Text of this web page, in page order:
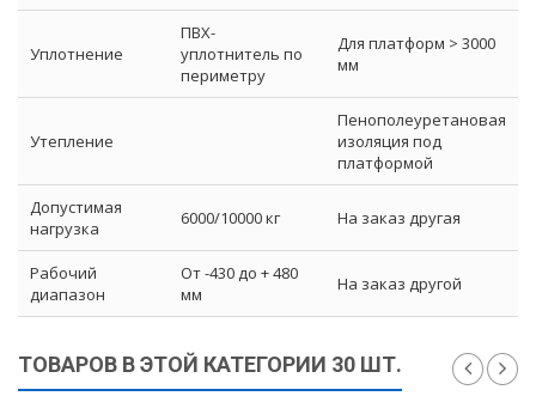
Уплотнение
ПВХ-
уплотнитель по
периметру
Для платформ > 3000
мм
Утепление
Пенополеуретановая
изоляция под
платформой
Допустимая
нагрузка
6000/10000 кг На заказ другая
Рабочий
диапазон
От -430 до + 480
мм
На заказ другой
ТОВАРОВ В ЭТОЙ КАТЕГОРИИ 30 ШТ.